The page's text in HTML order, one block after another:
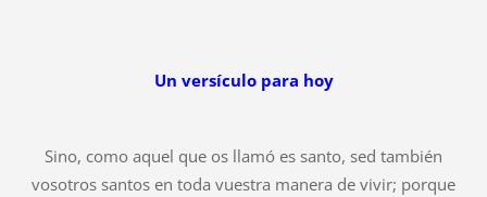
Un versículo para hoy
Sino, como aquel que os llamó es santo, sed también
vosotros santos en toda vuestra manera de vivir; porque